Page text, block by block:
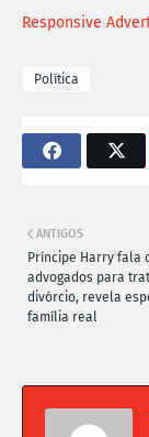
Responsive
Política
ANTIGOS
Príncipe Harry fala
advogados para
divórcio, revela
família real